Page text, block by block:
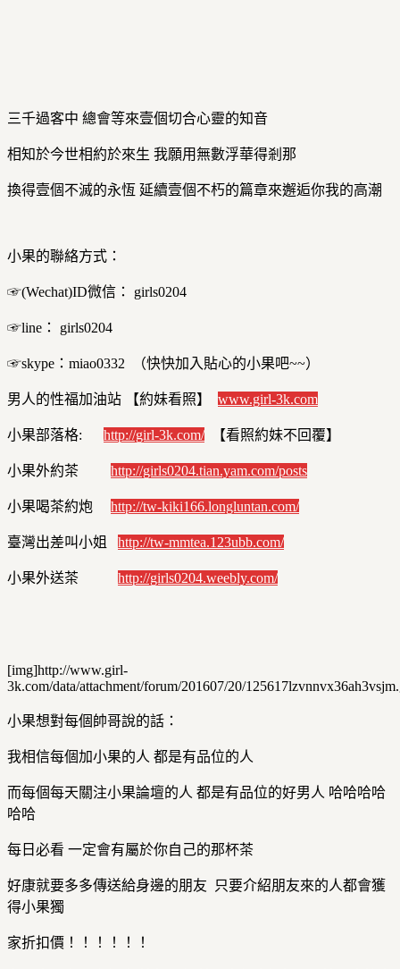
三千過客中 總會等來壹個切合心靈的知音
相知於今世相約於來生 我願用無數浮華得剎那
換得壹個不滅的永恆 延續壹個不朽的篇章來邂逅你我的高潮
小果的聯絡方式：
☞(Wechat)ID微信： girls0204
☞line： girls0204
☞skype：miao0332 （快快加入貼心的小果吧~~）
男人的性福加油站 【約妹看照】 www.girl-3k.com
小果部落格: http://girl-3k.com/ 【看照約妹不回覆】
小果外約茶 http://girls0204.tian.yam.com/posts
小果喝茶約炮 http://tw-kiki166.longluntan.com/
臺灣出差叫小姐 http://tw-mmtea.123ubb.com/
小果外送茶 http://girls0204.weebly.com/
[img]http://www.girl-
3k.com/data/attachment/forum/201607/20/
小果想對每個帥哥說的話：
我相信每個加小果的人 都是有品位的人
而每個每天關注小果論壇的人 都是有品位的好男人 哈哈哈哈
哈哈
每日必看 一定會有屬於你自己的那杯茶
好康就要多多傳送給身邊的朋友 只要介紹朋友來的人都會獲
得小果獨
家折扣價！！！！！！